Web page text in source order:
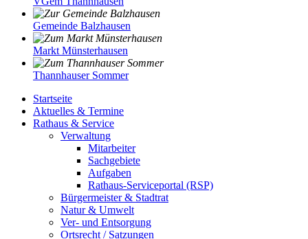
Gemeinde Balzhausen
Markt Münsterhausen
Thannhauser Sommer
Startseite
Aktuelles & Termine
Rathaus & Service
Verwaltung
Mitarbeiter
Sachgebiete
Aufgaben
Rathaus-Serviceportal (RSP)
Bürgermeister & Stadtrat
Natur & Umwelt
Ver- und Entsorgung
Ortsrecht / Satzungen